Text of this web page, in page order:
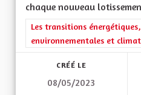
chaque nouveau
Filtrer les résultats de la
Les transitions
environnementales et
CRÉÉ LE
08/05/2023